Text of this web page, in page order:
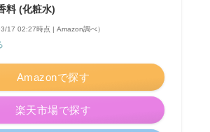
料 (化粧水)
17 02:27時点 | Amazon調べ）
Amazonで探す
楽天市場で探す